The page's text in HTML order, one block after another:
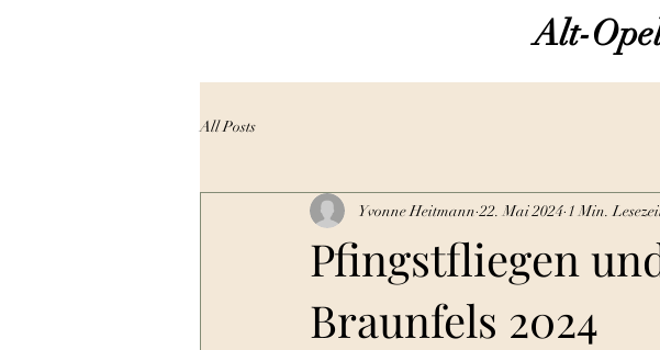
Alt-
All Posts
Pfingstfliegen
Braunfels 2024
Yvonne Heitmann 22. Mai 2024 1 Min.